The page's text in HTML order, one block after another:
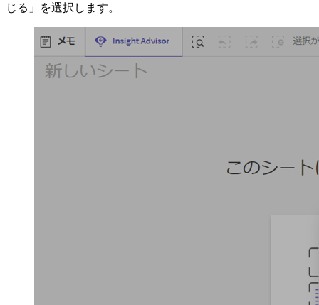
じる」を選択します。